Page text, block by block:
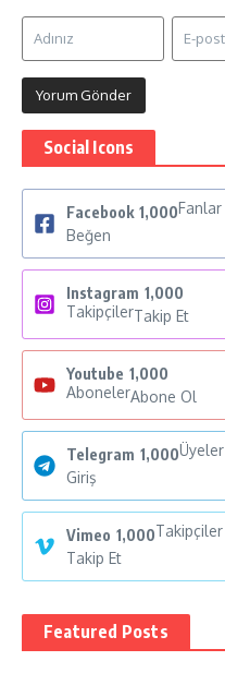
Social Icons
Facebook 1,000Fanlar
Beğen
Instagram 1,000
TakipçilerTakip Et
Youtube 1,000
AbonelerAbone Ol
Telegram 1,000Üyeler
Giriş
Vimeo 1,000Takipçiler
Takip Et
Featured Posts